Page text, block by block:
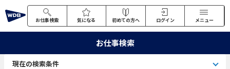
お仕事検索 気になる 初めての方へ ログイン メニュー
お仕事検索
現在の検索条件